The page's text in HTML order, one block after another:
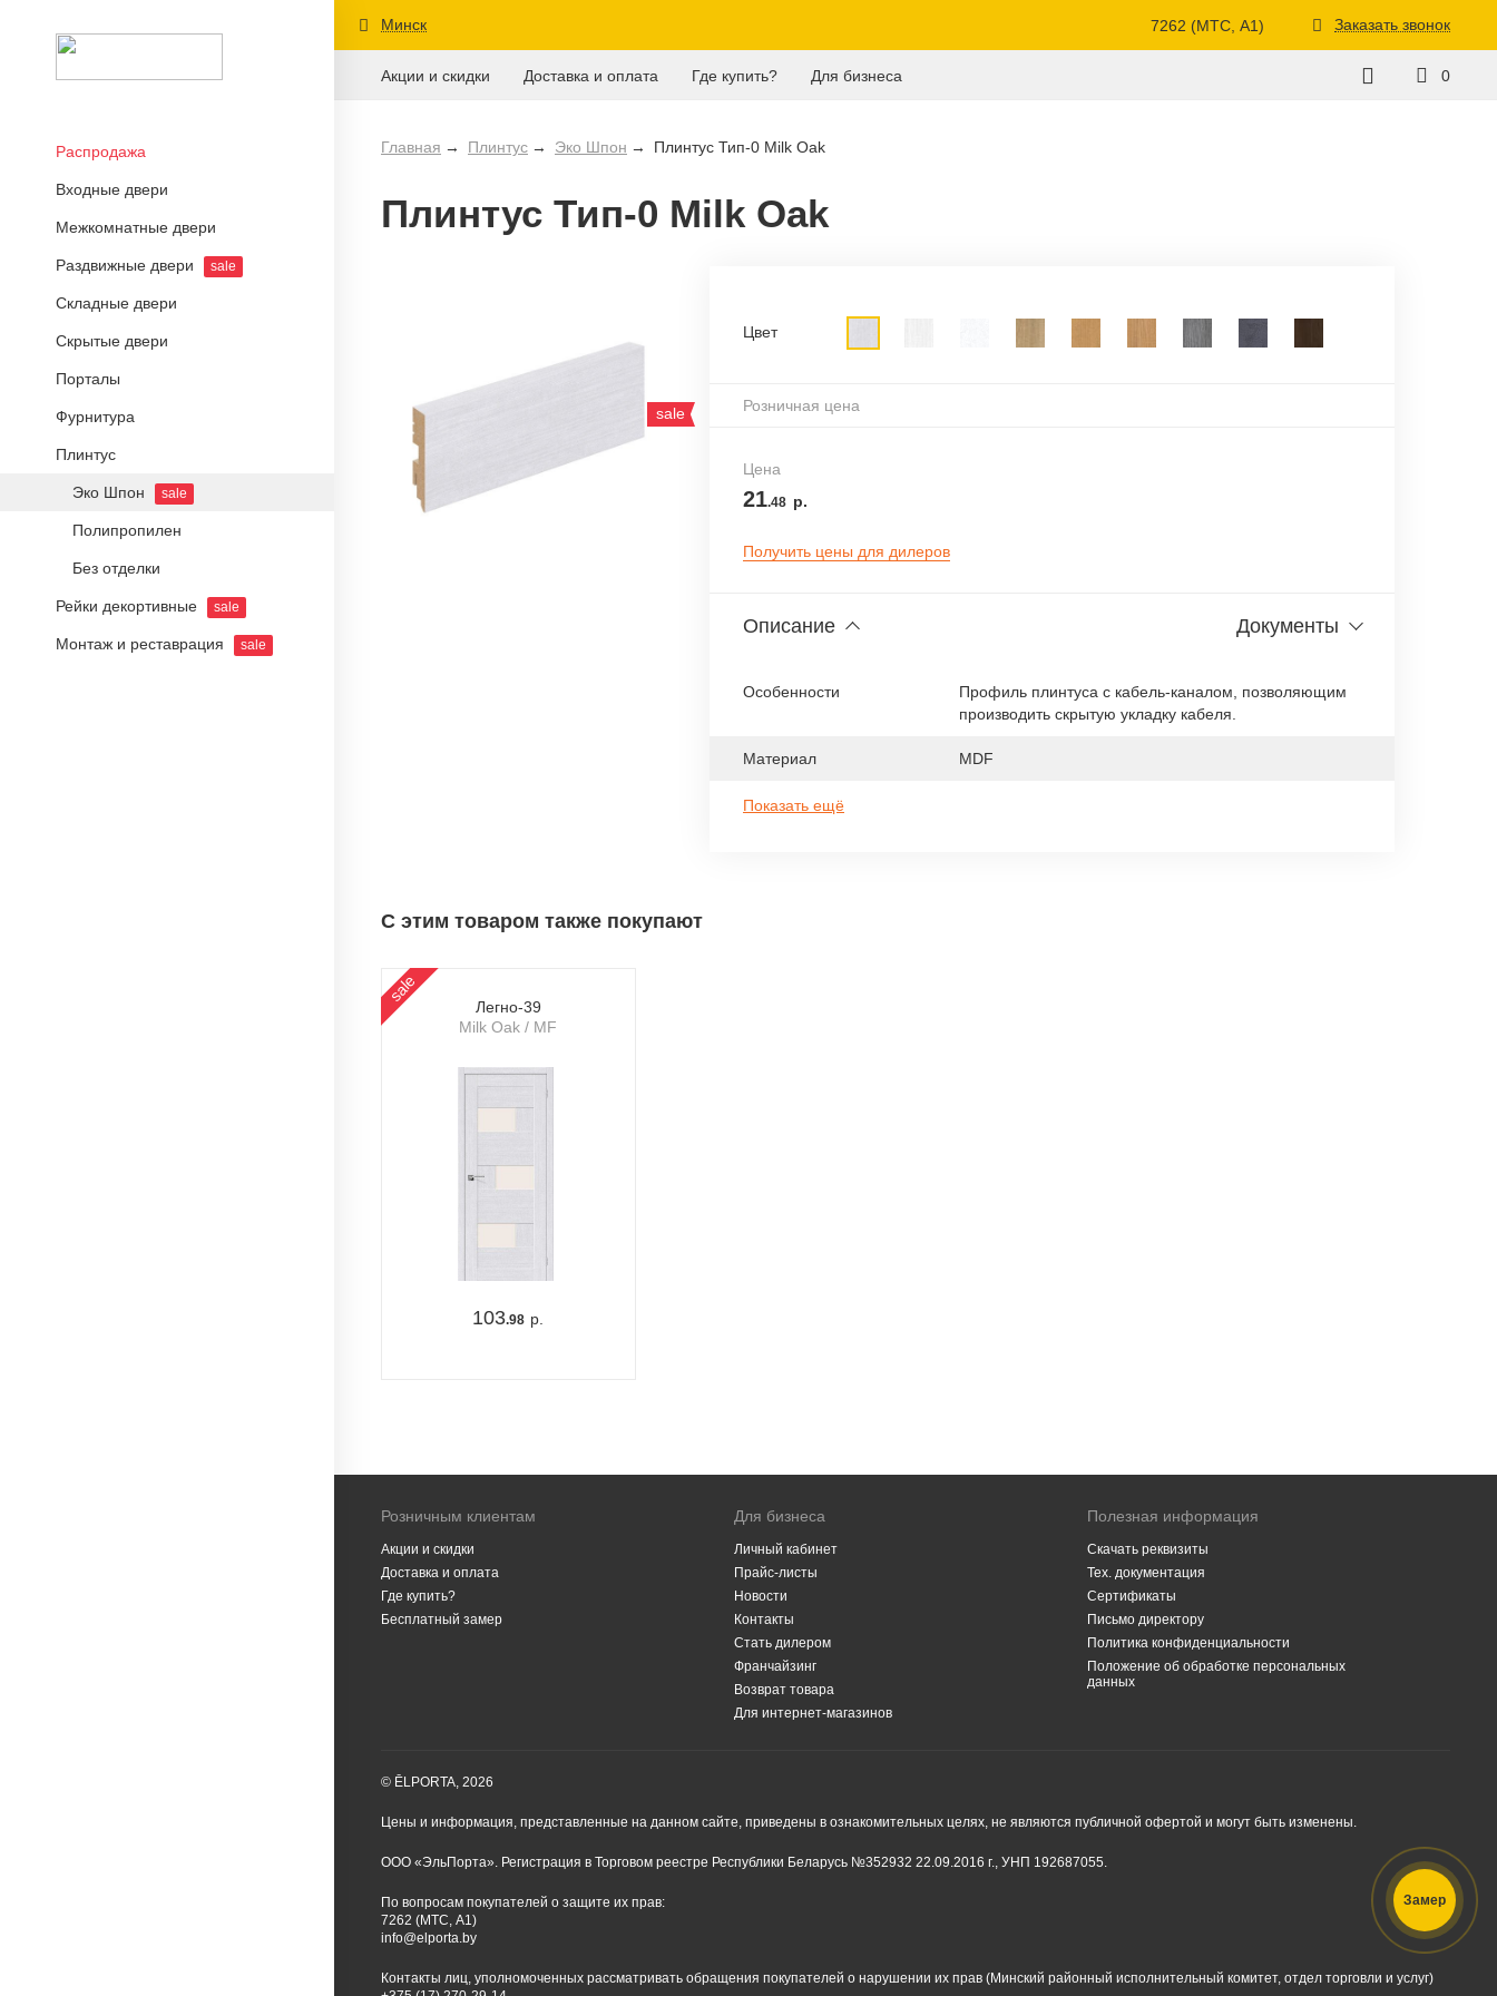
Распродажа
Входные двери
Межкомнатные двери
Раздвижные двери sale
Складные двери
Скрытые двери
Порталы
Фурнитура
Плинтус
Эко Шпон sale
Полипропилен
Без отделки
Рейки декортивные sale
Монтаж и реставрация sale
Минск 7262 (МТС, A1) Заказать звонок
Акции и скидки Доставка и оплата Где купить? Для бизнеса 0
Главная Плинтус Эко Шпон Плинтус Тип-0 Milk Oak
Плинтус Тип-0 Milk Oak
sale
Цвет
Розничная цена
Цена
21.48 р.
Получить цены для дилеров
Описание Документы
Особенности
Профиль плинтуса с кабель-каналом, позволяющим
производить скрытую укладку кабеля.
Материал MDF
Показать ещё
С этим товаром также покупают
sale
Легно-39
Milk Oak / MF
103.98 р.
Розничным клиентам
Акции и скидки
Доставка и оплата
Где купить?
Бесплатный замер
Для бизнеса
Личный кабинет
Прайс-листы
Новости
Контакты
Стать дилером
Франчайзинг
Возврат товара
Для интернет-магазинов
Полезная информация
Скачать реквизиты
Тех. документация
Сертификаты
Письмо директору
Политика конфиденциальности
Положение об обработке персональных
данных
© ĒLPORTA, 2026
Цены и информация, представленные на данном сайте, приведены в ознакомительных целях, не являются публичной офертой и могут быть изменены.
ООО «ЭльПорта». Регистрация в Торговом реестре Республики Беларусь №352932 22.09.2016 г., УНП 192687055.
По вопросам покупателей о защите их прав:
7262 (МТС, A1)
info@elporta.by
Контакты лиц, уполномоченных рассматривать обращения покупателей о нарушении их прав (Минский районный исполнительный комитет, отдел торговли и услуг)
Замер